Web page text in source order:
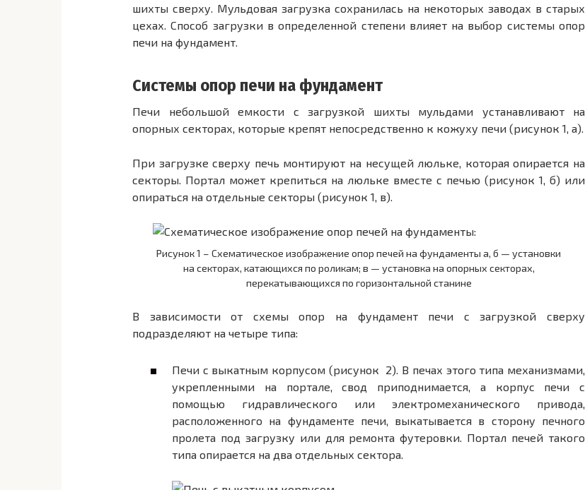
шихты сверху. Муль­довая загрузка сохранилась на некоторых заводах в старых
цехах. Способ загрузки в определенной степени влияет на выбор системы опор
печи на фундамент.
Системы опор печи на фундамент
Печи небольшой емкости с загрузкой шихты мульдами устанав­ливают на
опорных секторах, которые крепят непосредственно к ко­жуху печи (рисунок 1, а).
При загрузке сверху печь монтируют на несущей люльке, которая опирается на
секторы. Портал может крепиться на люльке вместе с печью (рисунок 1, б) или
опираться на отдельные секторы (рисунок 1, в).
Рисунок 1 – Схематическое изображение опор печей на фундаменты а, б — установки
на секторах, катающихся по роликам; в — установка на опорных секторах,
перекатывающихся по горизонтальной станине
В зависимости от схемы опор на фундамент печи с загрузкой сверху
подразделяют на четыре типа:
Печи с выкатным корпусом (рисунок 2). В печах этого типа меха­низмами,
укрепленными на портале, свод приподнимается, а корпус печи с
помощью гидравлического или электромеханического привода,
расположенного на фундаменте печи, выкатывается в сторону печ­ного
пролета под загрузку или для ремонта футеровки. Портал пе­чей такого
типа опирается на два отдельных сектора.